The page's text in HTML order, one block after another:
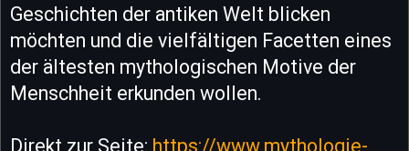
Geschichten der antiken Welt blicken
möchten und die vielfältigen Facetten eines
der ältesten mythologischen Motive der
Menschheit erkunden wollen.
Direkt zur Seite: https://www.mythologie-